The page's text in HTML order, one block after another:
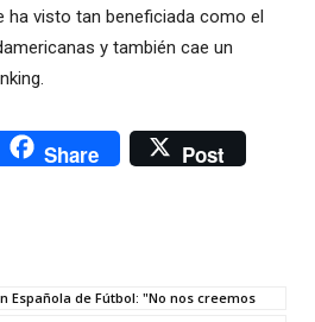
ha visto tan beneficiada como el
y también cae un
Share Post
Española de Fútbol: "No nos creemos